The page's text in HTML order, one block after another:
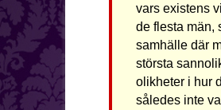
vars existens
de flesta män,
samhälle där
största
olikheter i hur
således inte